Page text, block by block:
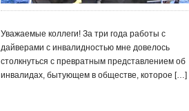
Уважаемые коллеги! За три года работы с
дайверами с инвалидностью мне довелось
столкнуться с превратным представлением об
инвалидах, бытующем в обществе, которое […]